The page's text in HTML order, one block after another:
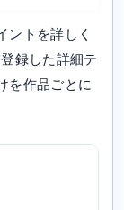
ントを詳しく
録した詳細テ
を作品ごとに